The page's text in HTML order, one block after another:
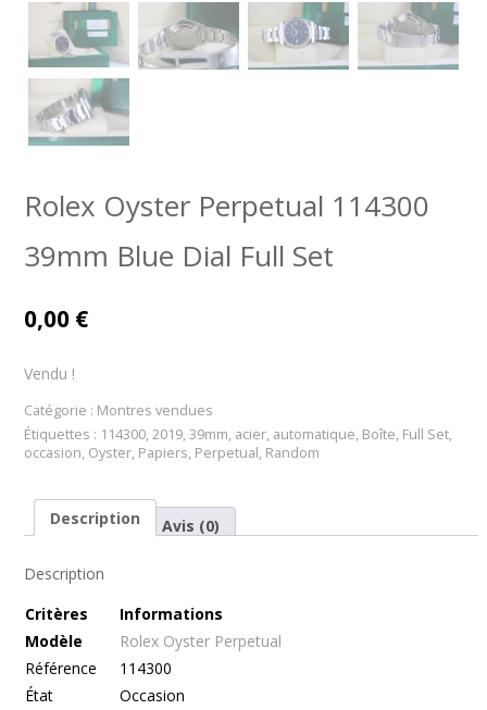
Rolex Oyster Perpetual 114300
39mm Blue Dial Full Set
0,00 €
Vendu !
Catégorie : Montres vendues
Étiquettes : 114300, 2019, 39mm, acier, automatique, Boîte, Full Set,
occasion, Oyster, Papiers, Perpetual, Random
Description Avis (0)
Description
Critères
Informations
Modèle
Rolex Oyster Perpetual
Référence
114300
État
Occasion